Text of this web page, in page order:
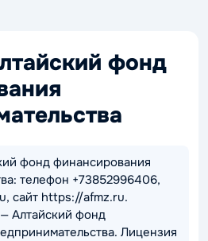
фонд
фонд финансирования
телефон +73852996406,
сайт https://afmz.ru.
Алтайский фонд
Лицензия